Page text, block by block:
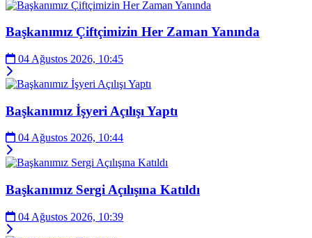
Başkanımız Çiftçimizin Her Zaman Yanında
04 Ağustos 2026, 10:45
Başkanımız İşyeri Açılışı Yaptı
04 Ağustos 2026, 10:44
Başkanımız Sergi Açılışına Katıldı
04 Ağustos 2026, 10:39